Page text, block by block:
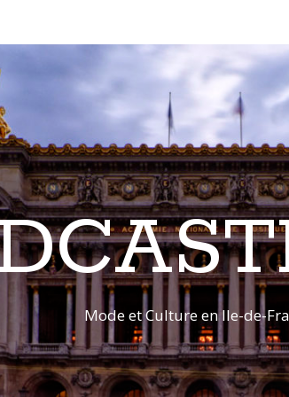
Mode et Culture en Ile-de-